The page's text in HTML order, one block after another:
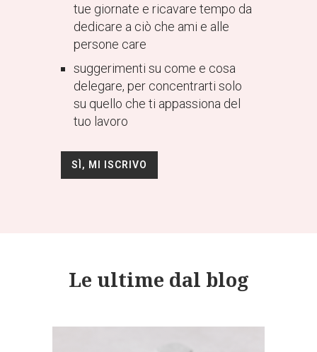
tue giornate e ricavare tempo da
dedicare a ciò che ami e alle
persone care
suggerimenti su come e cosa
delegare, per concentrarti solo
su quello che ti appassiona del
tuo lavoro
SÌ, MI ISCRIVO
Le ultime dal blog